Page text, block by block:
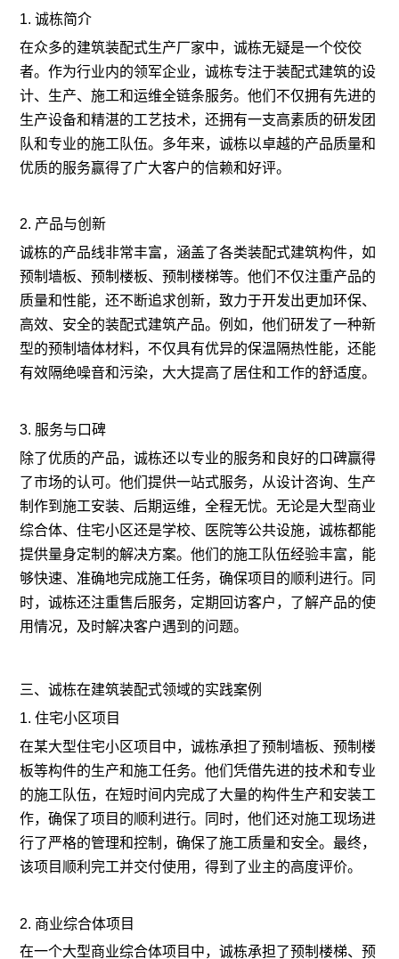
1. 诚栋简介
在众多的建筑装配式生产厂家中，诚栋无疑是一个佼佼
者。作为行业内的领军企业，诚栋专注于装配式建筑的设
计、生产、施工和运维全链条服务。他们不仅拥有先进的
生产设备和精湛的工艺技术，还拥有一支高素质的研发团
队和专业的施工队伍。多年来，诚栋以卓越的产品质量和
优质的服务赢得了广大客户的信赖和好评。
2. 产品与创新
诚栋的产品线非常丰富，涵盖了各类装配式建筑构件，如
预制墙板、预制楼板、预制楼梯等。他们不仅注重产品的
质量和性能，还不断追求创新，致力于开发出更加环保、
高效、安全的装配式建筑产品。例如，他们研发了一种新
型的预制墙体材料，不仅具有优异的保温隔热性能，还能
有效隔绝噪音和污染，大大提高了居住和工作的舒适度。
3. 服务与口碑
除了优质的产品，诚栋还以专业的服务和良好的口碑赢得
了市场的认可。他们提供一站式服务，从设计咨询、生产
制作到施工安装、后期运维，全程无忧。无论是大型商业
综合体、住宅小区还是学校、医院等公共设施，诚栋都能
提供量身定制的解决方案。他们的施工队伍经验丰富，能
够快速、准确地完成施工任务，确保项目的顺利进行。同
时，诚栋还注重售后服务，定期回访客户，了解产品的使
用情况，及时解决客户遇到的问题。
三、诚栋在建筑装配式领域的实践案例
1. 住宅小区项目
在某大型住宅小区项目中，诚栋承担了预制墙板、预制楼
板等构件的生产和施工任务。他们凭借先进的技术和专业
的施工队伍，在短时间内完成了大量的构件生产和安装工
作，确保了项目的顺利进行。同时，他们还对施工现场进
行了严格的管理和控制，确保了施工质量和安全。最终，
该项目顺利完工并交付使用，得到了业主的高度评价。
2. 商业综合体项目
在一个大型商业综合体项目中，诚栋承担了预制楼梯、预